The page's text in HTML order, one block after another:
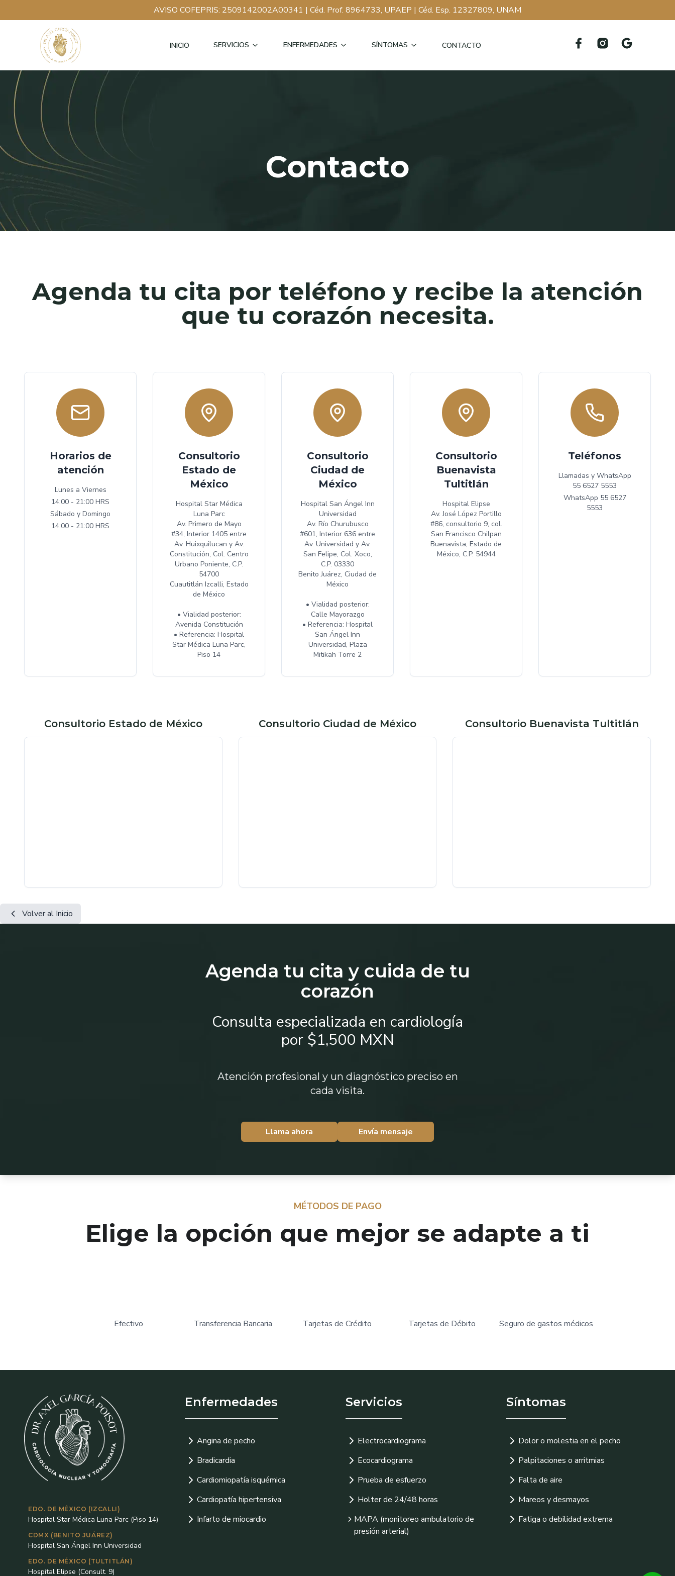
AVISO COFEPRIS: 2509142002A00341 | Céd. Prof. 8964733, UPAEP | Céd. Esp. 12327809, UNAM
INICIO SERVICIOS ENFERMEDADES SÍNTOMAS CONTACTO
Contacto
Agenda tu cita por teléfono y recibe la atención
que tu corazón necesita.
Horarios de
atención
Lunes a Viernes
14:00 - 21:00 HRS
Sábado y Domingo
14:00 - 21:00 HRS
Consultorio
Estado de
México
Hospital Star Médica
Luna Parc
Av. Primero de Mayo
#34, Interior 1405 entre
Av. Huixquilucan y Av.
Constitución, Col. Centro
Urbano Poniente, C.P.
54700
Cuautitlán Izcalli, Estado
de México
• Vialidad posterior:
Avenida Constitución
• Referencia: Hospital
Star Médica Luna Parc,
Piso 14
Consultorio
Ciudad de
México
Hospital San Ángel Inn
Universidad
Av. Río Churubusco
#601, Interior 636 entre
Av. Universidad y Av.
San Felipe, Col. Xoco,
C.P. 03330
Benito Juárez, Ciudad de
México
• Vialidad posterior:
Calle Mayorazgo
• Referencia: Hospital
San Ángel Inn
Universidad, Plaza
Mitikah Torre 2
Consultorio
Buenavista
Tultitlán
Hospital Elipse
Av. José López Portillo
#86, consultorio 9, col.
San Francisco Chilpan
Buenavista, Estado de
México, C.P. 54944
Teléfonos
Llamadas y WhatsApp
55 6527 5553
WhatsApp 55 6527
5553
Consultorio Estado de México Consultorio Ciudad de México Consultorio Buenavista Tultitlán
Volver al Inicio
Agenda tu cita y cuida de tu
corazón
Consulta especializada en cardiología
por $1,500 MXN
Atención profesional y un diagnóstico preciso en
cada visita.
Llama ahora Envía mensaje
MÉTODOS DE PAGO
Elige la opción que mejor se adapte a ti
Efectivo Transferencia Bancaria Tarjetas de Crédito Tarjetas de Débito Seguro de gastos médicos
EDO. DE MÉXICO (IZCALLI)
Hospital Star Médica Luna Parc (Piso 14)
CDMX (BENITO JUÁREZ)
Hospital San Ángel Inn Universidad
EDO. DE MÉXICO (TULTITLÁN)
Hospital Elipse (Consult. 9)
Enfermedades
Angina de pecho
Bradicardia
Cardiomiopatía isquémica
Cardiopatía hipertensiva
Infarto de miocardio
Servicios
Electrocardiograma
Ecocardiograma
Prueba de esfuerzo
Holter de 24/48 horas
MAPA (monitoreo ambulatorio de
presión arterial)
Síntomas
Dolor o molestia en el pecho
Palpitaciones o arritmias
Falta de aire
Mareos y desmayos
Fatiga o debilidad extrema